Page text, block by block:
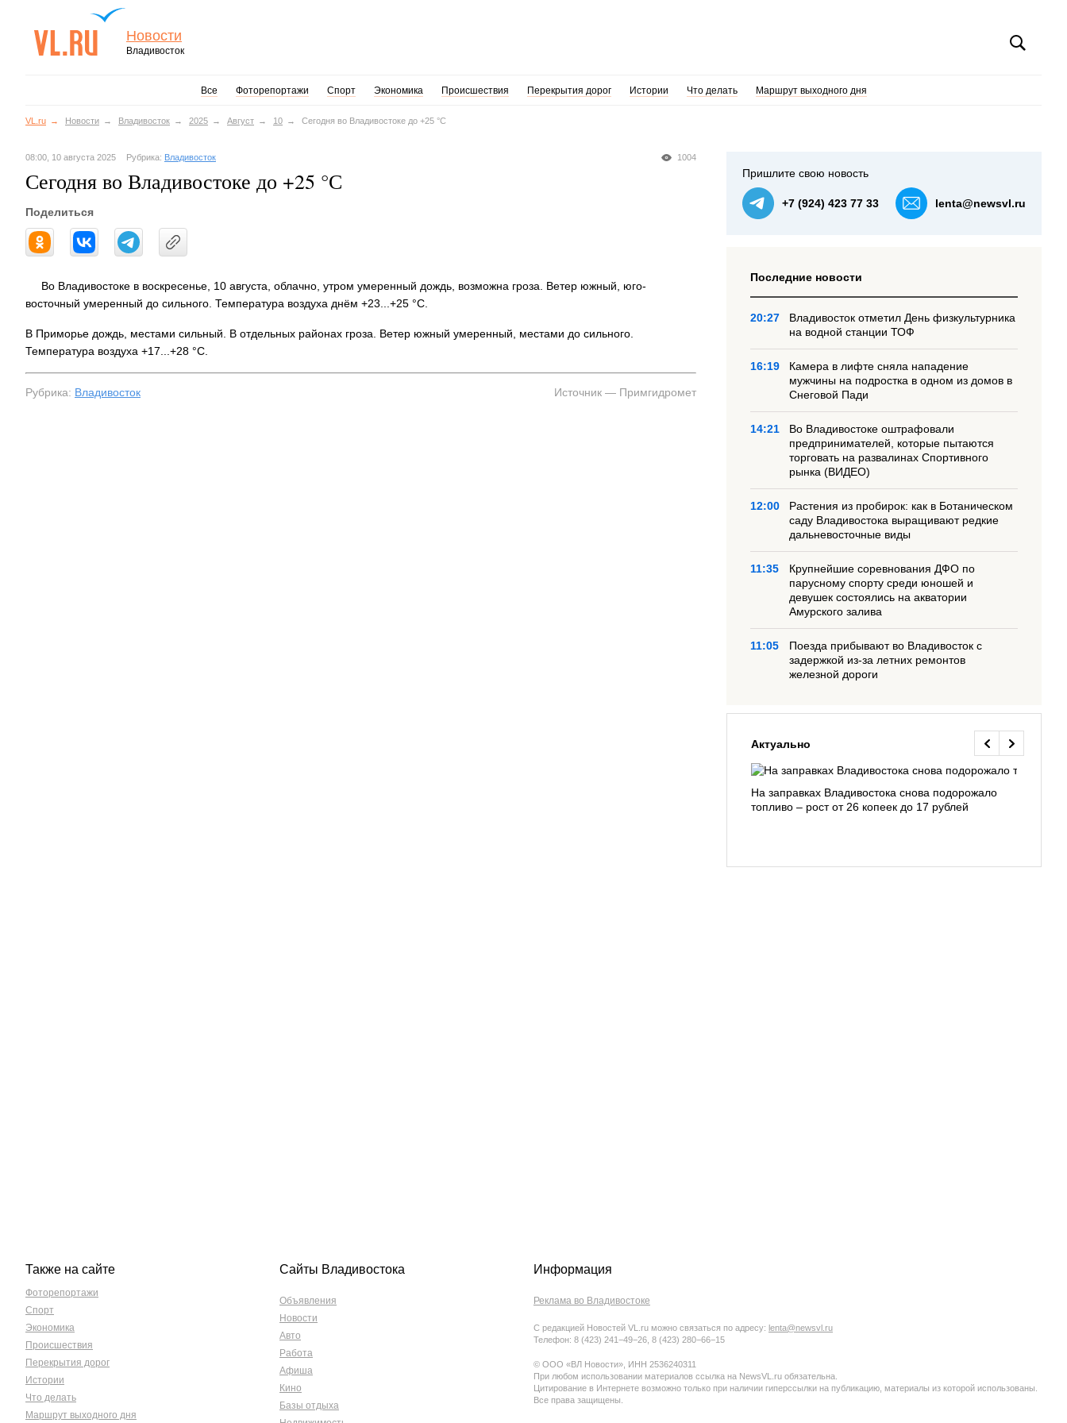
Новости
Владивосток
Все Фоторепортажи Спорт Экономика Происшествия Перекрытия дорог Истории Что делать Маршрут выходного дня
VL.ru Новости Владивосток 2025 Август 10 Сегодня во Владивостоке до +25 °С
1004
08:00, 10 августа 2025 Рубрика: Владивосток
Сегодня во Владивостоке до +25 °С
Поделиться
Во Владивостоке в воскресенье, 10 августа, облачно, утром умеренный дождь, возможна гроза. Ветер южный, юго-
восточный умеренный до сильного. Температура воздуха днём +23...+25 °C.
В Приморье дождь, местами сильный. В отдельных районах гроза. Ветер южный умеренный, местами до сильного.
Температура воздуха +17...+28 °C.
Рубрика: Владивосток Источник — Примгидромет
Пришлите свою новость
+7 (924) 423 77 33 lenta@newsvl.ru
Последние новости
20:27
Владивосток отметил День физкультурника
на водной станции ТОФ
16:19
Камера в лифте сняла нападение
мужчины на подростка в одном из домов в
Снеговой Пади
14:21
Во Владивостоке оштрафовали
предпринимателей, которые пытаются
торговать на развалинах Спортивного
рынка (ВИДЕО)
12:00
Растения из пробирок: как в Ботаническом
саду Владивостока выращивают редкие
дальневосточные виды
11:35
Крупнейшие соревнования ДФО по
парусному спорту среди юношей и
девушек состоялись на акватории
Амурского залива
11:05
Поезда прибывают во Владивосток с
задержкой из-за летних ремонтов
железной дороги
Актуально
На заправках Владивостока снова подорожало
топливо – рост от 26 копеек до 17 рублей
Также на сайте
Фоторепортажи
Спорт
Экономика
Происшествия
Перекрытия дорог
Истории
Что делать
Маршрут выходного дня
Сайты Владивостока
Объявления
Новости
Авто
Работа
Афиша
Кино
Базы отдыха
Информация
Реклама во Владивостоке
С редакцией Новостей VL.ru можно связаться по адресу: lenta@newsvl.ru
Телефон: 8 (423) 241−49−26, 8 (423) 280−66−15
© ООО «ВЛ Новости», ИНН 2536240311
При любом использовании материалов ссылка на NewsVL.ru обязательна.
Цитирование в Интернете возможно только при наличии гиперссылки на публикацию, материалы из которой использованы.
Все права защищены.